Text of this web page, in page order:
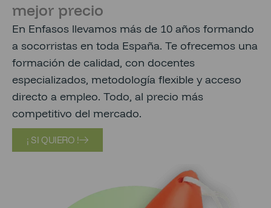
mejor precio
En Enfasos llevamos más de 10 años formando
a socorristas en toda España. Te ofrecemos una
formación de calidad, con docentes
especializados, metodología flexible y acceso
directo a empleo. Todo, al precio más
competitivo del mercado.
¡ SI QUIERO !